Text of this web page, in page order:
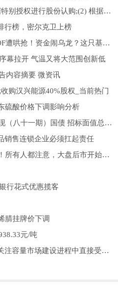
泰锦控股(08321.HK)：(1) 根据特别授权进行股份认购;(2) 根据特别授权配售新股份;(3) 建议增加法定股本;及(4) 股东特别大会通告内容摘要-每日热点
行榜，密尔克卫上榜
21天翻倍！溢价近60% 白银LOF遭哄抢！资金闹乌龙？这只基金意外涨停
幕拉开 气温又将大范围创新低
内容摘要 微资讯
购汉兴能源40%股权_当前热门
硫酸价格下调影响分析
财政部拟发行2025年记账式贴现（八十一期）国债 招标面值总额600亿元 热资讯
销售连锁企业必须扛起责任
23号收评：市场全天冲高回落！所有人都注意，大盘后市开始这样看 快看
行花式优惠揽客
腈挂牌价下调
元/吨
【独家焦点】中信证券：建议关注容量市场建设进程中直接受益的火电企业等